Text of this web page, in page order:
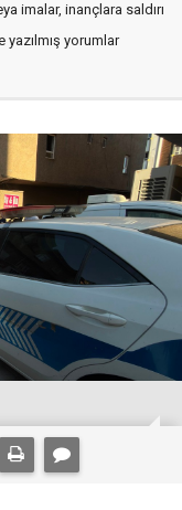
imalar, inançlara saldırı
yorumlar